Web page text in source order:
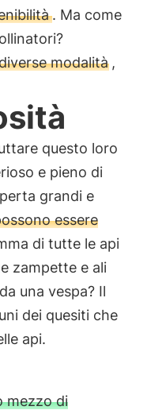
. Ma come
modalità ,
questo loro
e pieno di
grandi e
essere
di tutte le api
zampette e ali
una vespa? Il
dei quesiti che
api.
mezzo di